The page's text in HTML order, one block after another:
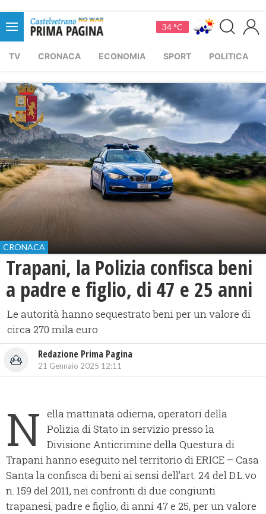
34 °C
TV CRONACA ECONOMIA SPORT POLITICA
CRONACA
Trapani, la Polizia confisca beni
a padre e figlio, di 47 e 25 anni
Le autorità hanno sequestrato beni per un valore di
circa 270 mila euro
Redazione Prima Pagina
21 Gennaio 2025 12:11
N ella mattinata odierna, operatori della
Polizia di Stato in servizio presso la
Divisione Anticrimine della Questura di
Trapani hanno eseguito nel territorio di ERICE – Casa
Santa la confisca di beni ai sensi dell’art. 24 del D.L.vo
n. 159 del 2011, nei confronti di due congiunti
trapanesi, padre e figlio, di anni 47 e 25, per un valore